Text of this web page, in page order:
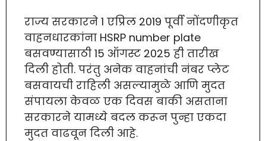
राज्य सरकारने 1 एप्रिल 2019 पूर्वी नोंदणीकृत
वाहनधारकांना HSRP number plate
बसवण्यासाठी 15 ऑगस्ट 2025 ही तारीख
दिली होती. परंतु अनेक वाहनांची नंबर प्लेट
बसवायची राहिली असल्यामुळे आणि मुदत
संपायला केवळ एक दिवस बाकी असताना
सरकारने यामध्ये बदल करून पुन्हा एकदा
मुदत वाढवून दिली आहे.